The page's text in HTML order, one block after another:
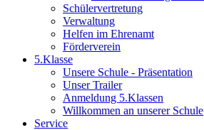
Schülervertretung
Verwaltung
Helfen im Ehrenamt
Förderverein
5.Klasse
Unsere Schule - Präsentation
Unser Trailer
Anmeldung 5.Klassen
Willkommen an unserer Schule
Service